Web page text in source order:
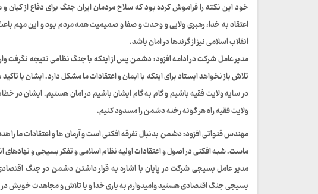
خود این نکته را فراموش کرده بود که سلاح مردمان ایران جنگ برای دفاع از
اعتقاد به خدا، رهبری ولایی و وحدت و صفا و صمیمیت همه مردم بود و این مهم
انقلاب اسلامی نیز از گزندها در امان باشد.
مدیر عامل شرکت در ادامه افزود: دشمن پس از اینکه با جنگ نظامی نتیجه نگرفت
تلاش باز نخواهد ایستاد برای اینکه با ایمان و اعتقادات ما مشکل دارد. ایشان با
در سایه ولایت فقیه باشیم و گام به گام ایشان باشیم در امان هستیم. ایشان در
ولایت فقیه راه هر گونه رخنه دشمن را مسدود کنیم.
مهندس قنواتی افزود: دشمن بدنبال تفرقه افکنی است و آرمان ها و اعتقادات ما
ماست. شبه افکنی در اصول و اعتقادات اولیه نظام اسلامی و تفکر بسیجی و
مدیر عامل بسیجی شرکت در پایان با اشاره به قرار داشتن دشمن در جنگ
بسیجی جنگ اقتصادی هستید وامیدوارم به یاری خدا و با تلاش و مجاهدت خویش در